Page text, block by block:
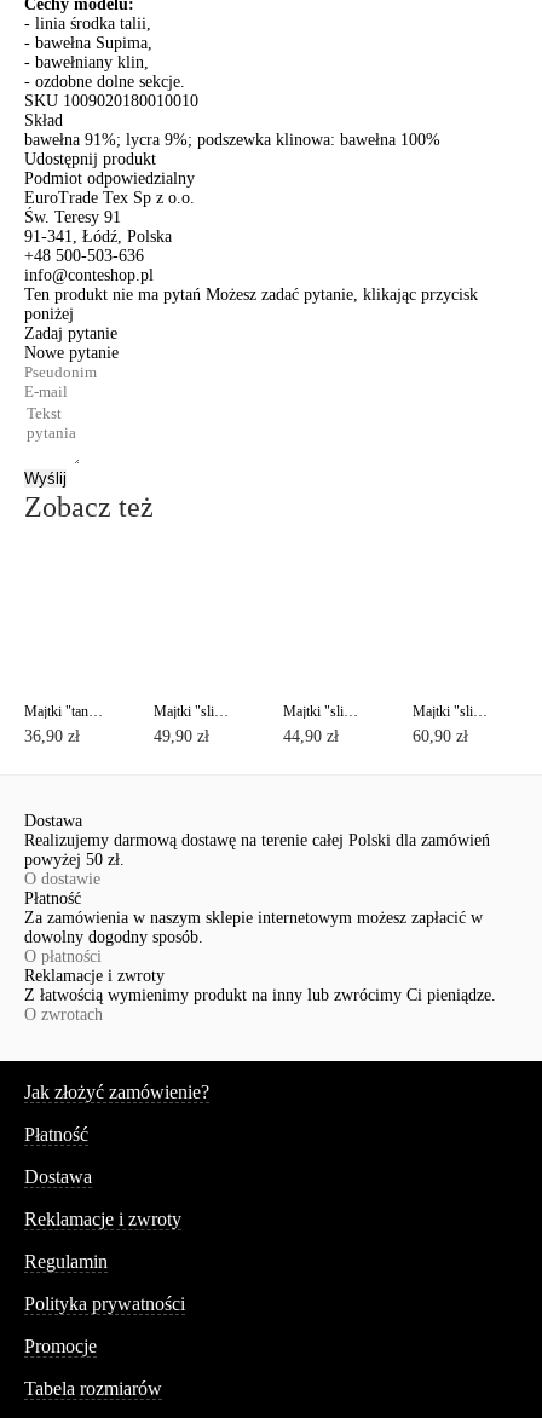
Cechy modelu:
- linia środka talii,
- bawełna Supima,
- bawełniany klin,
- ozdobne dolne sekcje.
SKU 1009020180010010
Skład
bawełna 91%; lycra 9%; podszewka klinowa: bawełna 100%
Udostępnij produkt
Podmiot odpowiedzialny
EuroTrade Tex Sp z o.o.
Św. Teresy 91
91-341, Łódź, Polska
+48 500-503-636
info@conteshop.pl
Ten produkt nie ma pytań Możesz zadać pytanie, klikając przycisk
poniżej
Zadaj pytanie
Nowe pytanie
Wyślij
Zobacz też
Majtki "tanga" WEEKEND RP0007
36,90 zł
Majtki "slipy" DAY BY DAY RP0001
49,90 zł
Majtki "slipy" DAY BY DAY RP0002
44,90 zł
Majtki "slipy" RENDEZVOUS RP2012
60,90 zł
Dostawa
Realizujemy darmową dostawę na terenie całej Polski dla zamówień
powyżej 50 zł.
O dostawie
Płatność
Za zamówienia w naszym sklepie internetowym możesz zapłacić w
dowolny dogodny sposób.
O płatności
Reklamacje i zwroty
Z łatwością wymienimy produkt na inny lub zwrócimy Ci pieniądze.
O zwrotach
Jak złożyć zamówienie?
Płatność
Dostawa
Reklamacje i zwroty
Regulamin
Polityka prywatności
Promocje
Tabela rozmiarów